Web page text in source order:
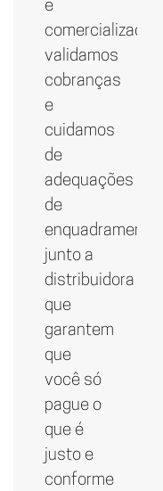
e
comercializadora,
validamos
cobranças
e
cuidamos
de
adequações
de
enquadramento
junto a
distribuidora
que
garantem
que
você só
pague o
que é
justo e
conforme